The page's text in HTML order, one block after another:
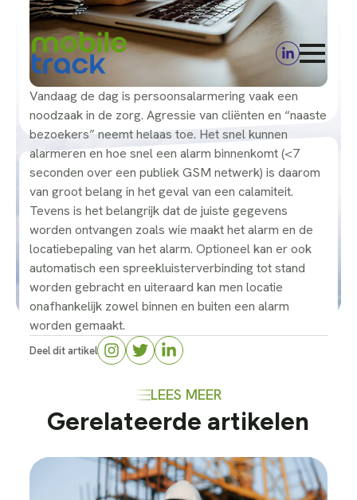
Vandaag de dag is persoonsalarmering vaak een
noodzaak in de zorg. Agressie van cliënten en “naaste
bezoekers” neemt helaas toe. Het snel kunnen
alarmeren en hoe snel een alarm binnenkomt (<7
seconden over een publiek GSM netwerk) is daarom
van groot belang in het geval van een calamiteit.
Tevens is het belangrijk dat de juiste gegevens
worden ontvangen zoals wie maakt het alarm en de
locatiebepaling van het alarm. Optioneel kan er ook
automatisch een spreekluisterverbinding tot stand
worden gebracht en uiteraard kan men locatie
onafhankelijk zowel binnen en buiten een alarm
worden gemaakt.
Deel dit artikel
LEES MEER
Gerelateerde artikelen